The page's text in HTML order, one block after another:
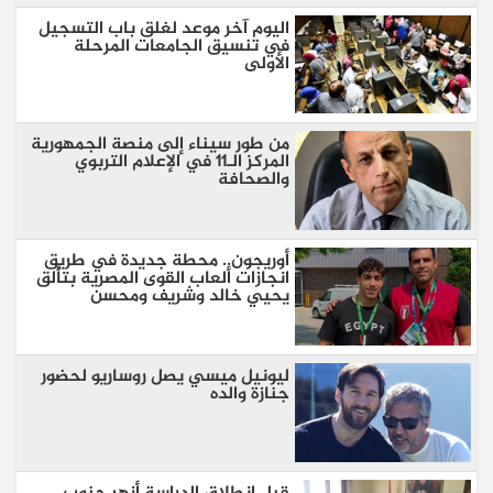
اليوم آخر موعد لغلق باب التسجيل
في تنسيق الجامعات المرحلة
الأولى
من طور سيناء إلى منصة الجمهورية
المركز الـ11 في الإعلام التربوي
والصحافة
أوريجون.. محطة جديدة في طريق
انجازات ألعاب القوى المصرية بتألق
يحيي خالد وشريف ومحسن
ليونيل ميسي يصل روساريو لحضور
جنازة والده